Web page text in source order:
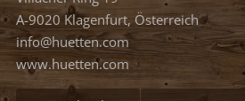
Mo Di Mi Do
4